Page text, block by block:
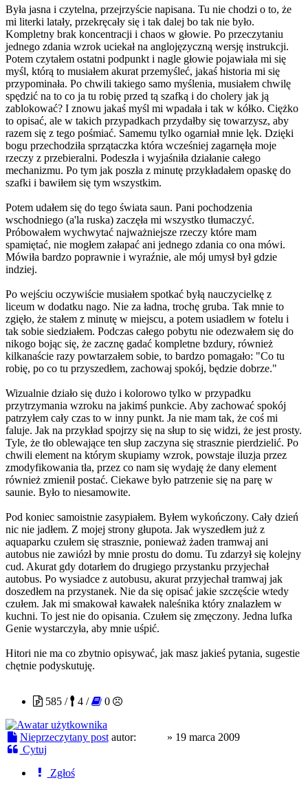
Była jasna i czytelna, przejrzyście napisana. Tu nie chodzi o to, że
mi literki latały, przekręcały się i tak dalej bo tak nie było.
Kompletny brak koncentracji i chaos w głowie. Po przeczytaniu
jednego zdania wzrok uciekał na anglojęzyczną wersję instrukcji.
Potem czytałem ostatni podpunkt i nagle głowie pojawiała mi się
myśl, którą to musiałem akurat przemyśleć, jakaś historia mi się
przypominała. Po chwili takiego samo myślenia, musiałem chwilę
spędzić na to co ja tu robię przed tą szafką i do cholery jak ją
zablokować? I znowu jakaś myśl mi wpadała i tak w kółko. Ciężko
to opisać, ale w takich przypadkach przydałby się towarzysz, aby
razem się z tego pośmiać. Samemu tylko ogarniał mnie lęk. Dzięki
bogu przechodziła sprzątaczka która wcześniej zagarnęła moje
rzeczy z przebieralni. Podeszła i wyjaśniła działanie całego
mechanizmu. Po tym jak poszła z minutę przykładałem opaskę do
szafki i bawiłem się tym wszystkim.
Potem udałem się do tego świata saun. Pani pochodzenia
wschodniego (a'la ruska) zaczęła mi wszystko tłumaczyć.
Próbowałem wychwytać najważniejsze rzeczy które mam
spamiętać, nie mogłem załapać ani jednego zdania co ona mówi.
Mówiła bardzo poprawnie i wyraźnie, ale mój umysł był gdzie
indziej.
Po wejściu oczywiście musiałem spotkać byłą nauczycielkę z
liceum w dodatku nago. Nie za ładna, trochę gruba. Tak mnie to
zgięło, że stałem z minutę w miejscu, a potem usiadłem w fotelu i
tak sobie siedziałem. Podczas całego pobytu nie odezwałem się do
nikogo bojąc się, że zacznę gadać kompletne bzdury, również
kilkanaście razy powtarzałem sobie, to bardzo pomagało: "Co tu
robię, po co tu przyszedłem, zachowaj spokój, będzie dobrze."
Wizualnie działo się dużo i kolorowo tylko w przypadku
przytrzymania wzroku na jakimś punkcie. Aby zachować spokój
patrzyłem cały czas to w inny punkt. Ja nie mam tak, że coś mi
faluje. Jak na przykład spojrzy się na słup to się widzi, że jest prosty.
Tyle, że tło oblewające ten słup zaczyna się strasznie pierdzielić. Po
chwili element na którym skupiamy wzrok, powstaje iluzja przez
zmodyfikowania tła, przez co nam się wydaję że dany element
również zmienił postać. Ciekawe było patrzenie się na parę w
saunie. Było to niesamowite.
Pod koniec samoistnie zasypiałem. Byłem wykończony. Cały dzień
nic nie jadłem. Z mojej strony głupota. Jak wyszedłem już z
aquaparku czułem się strasznie, ponieważ żaden tramwaj ani
autobus nie zawiózł by mnie prostu do domu. Tu zdarzył się kolejny
cud. Akurat gdy dotarłem do drugiego przystanku przyjechał
autobus. Po wysiadce z autobusu, akurat przyjechał tramwaj jak
doszedłem na przystanek. Nie da się opisać jakie szczęście wtedy
czułem. Jak mi smakował kawałek naleśnika który znalazłem w
kuchni. To jest nie do opisania. Czułem się zmęczony. Jedna lufka
Genie wystarczyła, aby mnie uśpić.
Hitori nie ma co zbytnio opisywać, jak masz jakieś pytania, sugestie
chętnie podyskutuję.
585 /
4 / 0
Nieprzeczytany post autor: » 19 marca 2009
Cytuj
Zgłoś